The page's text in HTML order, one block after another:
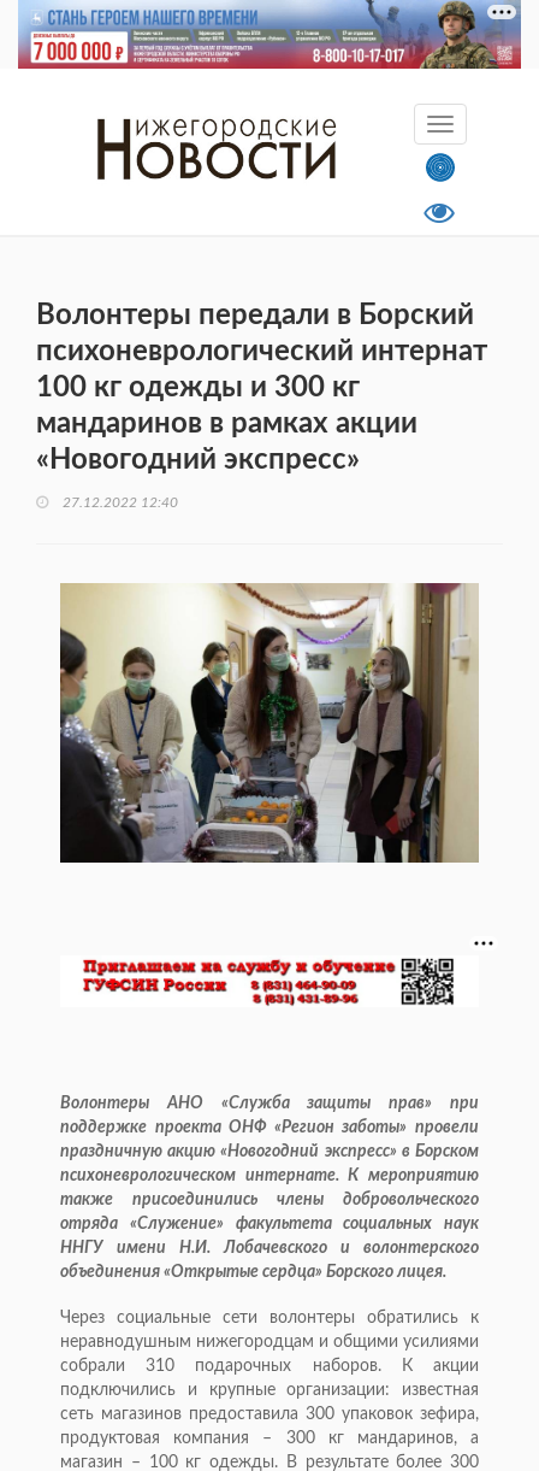
Волонтеры передали в Борский
психоневрологический интернат
100 кг одежды и 300 кг
мандаринов в рамках акции
«Новогодний экспресс»
27.12.2022 12:40
Волонтеры АНО «Служба защиты прав» при
поддержке проекта ОНФ «Регион заботы» провели
праздничную акцию «Новогодний экспресс» в Борском
психоневрологическом интернате. К мероприятию
также присоединились члены добровольческого
отряда «Служение» факультета социальных наук
ННГУ имени Н.И. Лобачевского и волонтерского
объединения «Открытые сердца» Борского лицея.
Через социальные сети волонтеры обратились к
неравнодушным нижегородцам и общими усилиями
собрали 310 подарочных наборов. К акции
подключились и крупные организации: известная
сеть магазинов предоставила 300 упаковок зефира,
продуктовая компания – 300 кг мандаринов, а
магазин – 100 кг одежды. В результате более 300